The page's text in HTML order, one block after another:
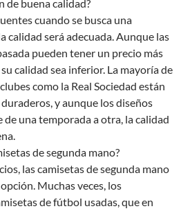
de buena calidad?
cuando se busca una
calidad será adecuada. Aunque las
pueden tener un precio más
calidad sea inferior. La mayoría de
como la Real Sociedad están
y aunque los diseños
una temporada a otra, la calidad
de segunda mano?
las camisetas de segunda mano
Muchas veces, los
de fútbol usadas, que en